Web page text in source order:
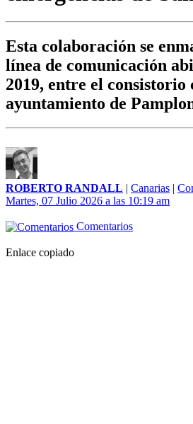
Esta colaboración se
línea de comunicación
2019, entre el consistorio
ayuntamiento de
ROBERTO RANDALL | Canarias |
Martes, 07 Julio 2026 a las 10:19 am
Comentarios
Enlace copiado